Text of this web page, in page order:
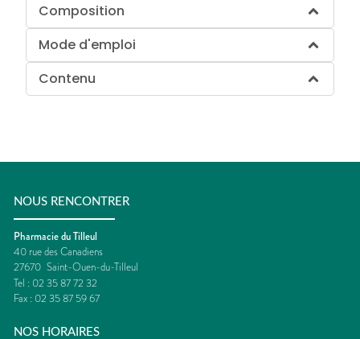
Composition
Mode d'emploi
Contenu
NOUS RENCONTRER
Pharmacie du Tilleul
40 rue des Canadiens
27670 Saint-Ouen-du-Tilleul
Tel : 02 35 87 72 32
Fax : 02 35 87 59 67
NOS HORAIRES